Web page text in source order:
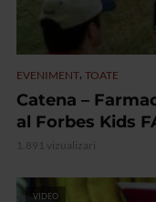
EVENIMENT, TOATE
Catena –
al Forbes Kids
1.891 vizualizari
VIDEO